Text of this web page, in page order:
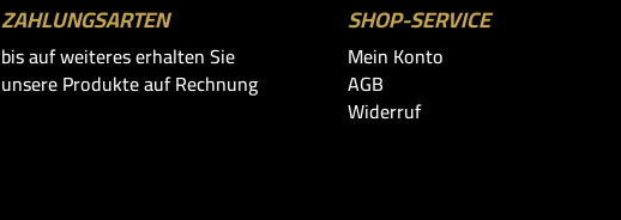
ZAHLUNGSARTEN
bis auf weiteres erhalten Sie
unsere Produkte auf Rechnung
SHOP-SERVICE
Mein Konto
AGB
Widerruf